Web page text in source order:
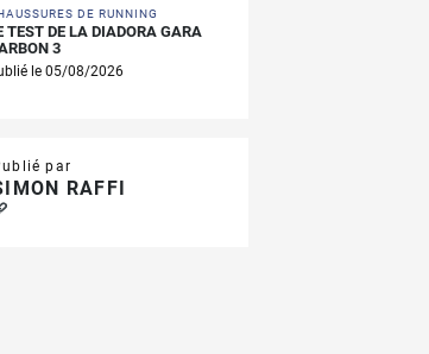
DE RUNNING
TEST DE LA DIADORA GARA
3
le 05/08/2026
par
RAFFI